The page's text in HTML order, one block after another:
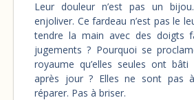
Leur douleur n’est pas un
enjoliver. Ce fardeau n’est pas le
tendre la main avec des doigts
jugements ? Pourquoi se
royaume qu’elles seules ont
après jour ? Elles ne sont pas
réparer. Pas à briser.